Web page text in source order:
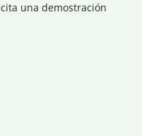
una demostración